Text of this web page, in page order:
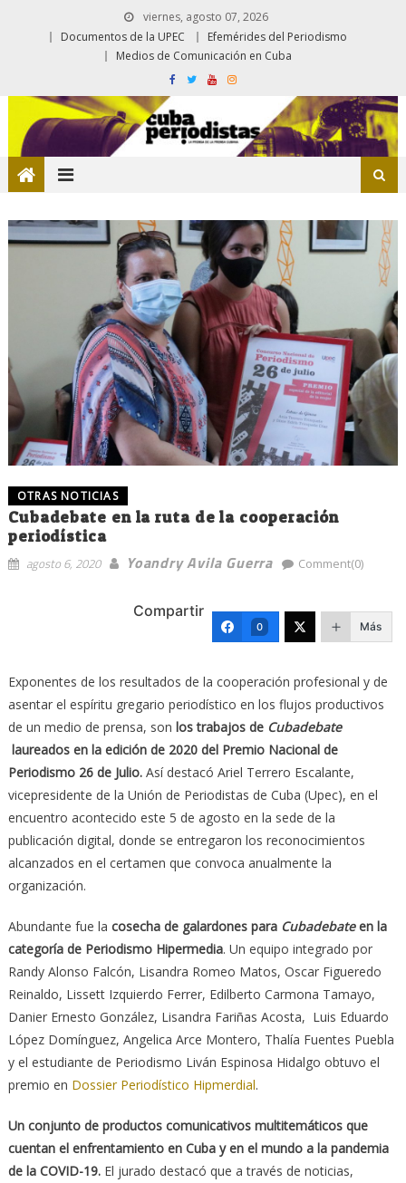
viernes, agosto 07, 2026
Documentos de la UPEC
Efemérides del Periodismo
Medios de Comunicación en Cuba
OTRAS NOTICIAS
Cubadebate en la ruta de la cooperación
periodística
agosto 6, 2020 Yoandry Avila Guerra Comment(0)
Compartir
0 Más
Exponentes de los resultados de la cooperación profesional y de
asentar el espíritu gregario periodístico en los flujos productivos
de un medio de prensa, son los trabajos de Cubadebate
laureados en la edición de 2020 del Premio Nacional de
Periodismo 26 de Julio.Así destacó Ariel Terrero Escalante,
vicepresidente de la Unión de Periodistas de Cuba (Upec), en el
encuentro acontecido este 5 de agosto en la sede de la
publicación digital, donde se entregaron los reconocimientos
alcanzados en el certamen que convoca anualmente la
organización.
Abundante fue la cosecha de galardones para Cubadebateen la
categoría de Periodismo Hipermedia. Un equipo integrado por
Randy Alonso Falcón, Lisandra Romeo Matos, Oscar Figueredo
Reinaldo, Lissett Izquierdo Ferrer, Edilberto Carmona Tamayo,
Danier Ernesto González, Lisandra Fariñas Acosta, Luis Eduardo
López Domínguez, Angelica Arce Montero, Thalía Fuentes Puebla
y el estudiante de Periodismo Liván Espinosa Hidalgo obtuvo el
premio en Dossier Periodístico Hipmerdial.
Un conjunto de productos comunicativos multitemáticos que
cuentan el enfrentamiento en Cuba y en el mundo a la pandemia
de la COVID-19.El jurado destacó que a través de noticias,